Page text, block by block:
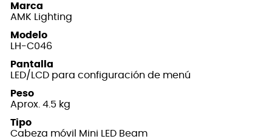
Marca
AMK Lighting
Modelo
LH-C046
Pantalla
LED/LCD para configuración de menú
Peso
Aprox. 4.5 kg
Tipo
Cabeza móvil Mini LED Beam